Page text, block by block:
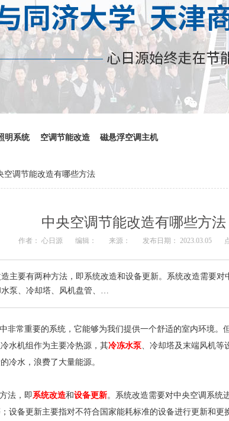
明系统 空调节能改造 磁悬浮空调主机
空调节能改造有哪些方法
中央空调节能改造有哪些方法
作者： 心日源 编辑： 来源： 发布日期： 2023.03.05
主要有两种方法，即系统改造和设备更新。系统改造需要
泵、冷却塔、风机盘管、…
非常重要的系统，它能够为我们提供一个舒适的室内环境。
水机组作为主要冷热源，其冷冻水泵、冷却塔及末端风机等
冷水，浪费了大量能源。
法，即系统改造和设备更新。系统改造需要对中央空调系统
设备更新主要指对不符合国家能耗标准的设备进行更新和更